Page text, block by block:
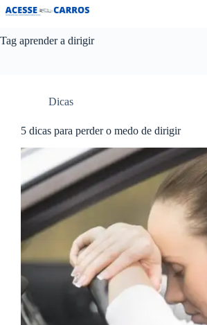
Pular
para
conteúdo
Tag aprender a dirigir
Dicas
5 dicas para perder o medo de dirigir